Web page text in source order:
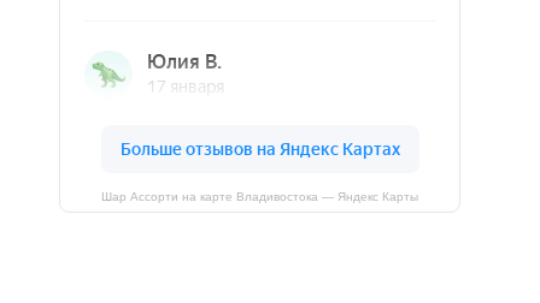
Шар Ассорти на карте Владивостока — Яндекс Карты